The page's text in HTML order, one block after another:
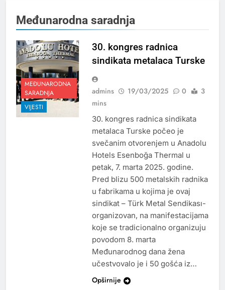
Međunarodna saradnja
MEĐUNARODNA
SARADNJA
VIJESTI
30. kongres radnica
sindikata metalaca Turske
admins 19/03/2025 0
3
mins
30. kongres radnica sindikata
metalaca Turske počeo je
svečanim otvorenjem u Anadolu
Hotels Esenboğa Thermal u
petak, 7. marta 2025. godine.
Pred blizu 500 metalskih radnika
u fabrikama u kojima je ovaj
sindikat – Türk Metal Sendikası-
organizovan, na manifestacijama
koje se tradicionalno organizuju
povodom 8. marta
Međunarodnog dana žena
učestvovalo je i 50 gošća iz…
Opširnije